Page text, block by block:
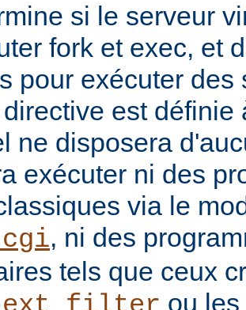
si le serveur
fork et exec, et
pour exécuter
est
ne disposera
exécuter ni des
via le
, ni des
tels que ceux
ou